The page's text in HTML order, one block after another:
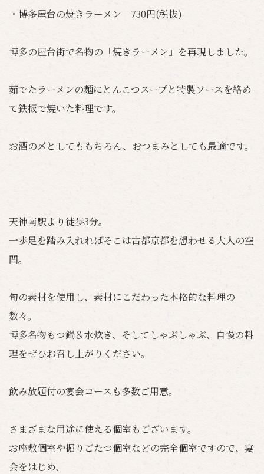
・博多屋台の焼きラーメン 730円(税抜)
博多の屋台街で名物の「焼きラーメン」を再現しました。
茹でたラーメンの麺にとんこつスープと特製ソースを絡め
て鉄板で焼いた料理です。
お酒の〆としてももちろん、おつまみとしても最適です。
天神南駅より徒歩3分。
一歩足を踏み入れればそこは古都京都を想わせる大人の空
間。
旬の素材を使用し、素材にこだわった本格的な料理の
数々。
博多名物もつ鍋＆水炊き、そしてしゃぶしゃぶ、自慢の料
理をぜひお召し上がりください。
飲み放題付の宴会コースも多数ご用意。
さまざまな用途に使える個室もございます。
お座敷個室や掘りごたつ個室などの完全個室ですので、宴
会をはじめ、